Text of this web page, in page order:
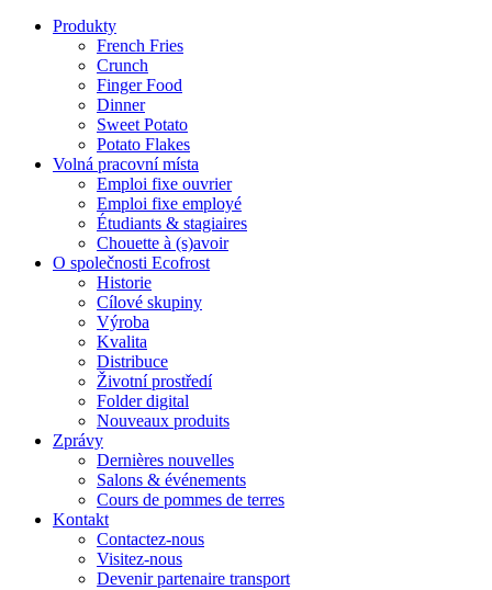
Produkty
French Fries
Crunch
Finger Food
Dinner
Sweet Potato
Potato Flakes
Volná pracovní místa
Emploi fixe ouvrier
Emploi fixe employé
Étudiants & stagiaires
Chouette à (s)avoir
O společnosti Ecofrost
Historie
Cílové skupiny
Výroba
Kvalita
Distribuce
Životní prostředí
Folder digital
Nouveaux produits
Zprávy
Dernières nouvelles
Salons & événements
Cours de pommes de terres
Kontakt
Contactez-nous
Visitez-nous
Devenir partenaire transport